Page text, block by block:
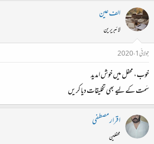
الف عین
لائبریرین
جولائی 1، 2020
خوب، محفل میں خوش امدید
سَمت کے لیے بھی تخلیقات دیا کریں
اقرار مصطفی
محفلین